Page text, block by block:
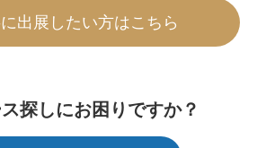
出展したい方はこちら
探しにお困りですか？